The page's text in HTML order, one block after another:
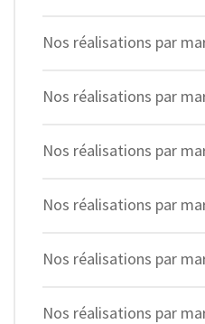
Nos réalisations par
Nos réalisations par
Nos réalisations par
Nos réalisations par
Nos réalisations par
Nos réalisations par